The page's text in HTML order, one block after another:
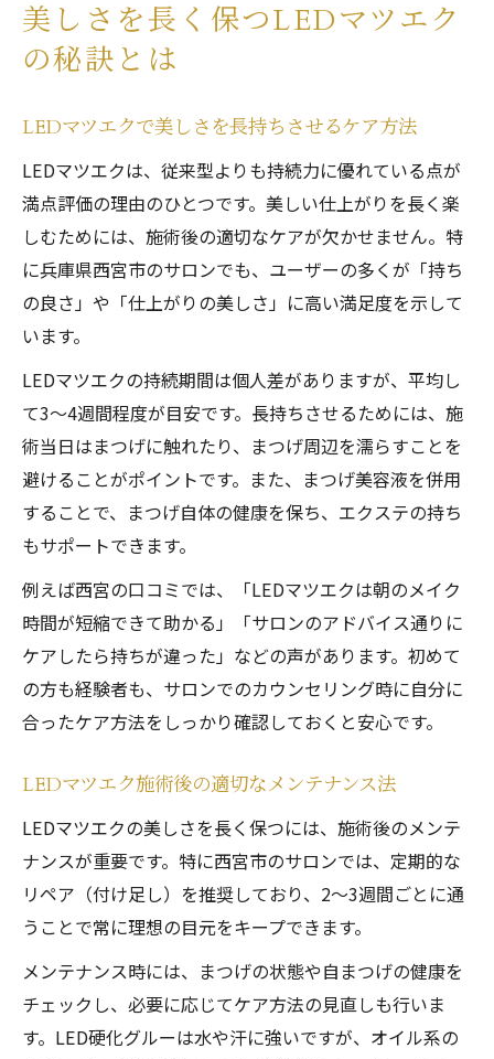
美しさを長く保つLEDマツエク
の秘訣とは
LEDマツエクで美しさを長持ちさせるケア方法
LEDマツエクは、従来型よりも持続力に優れている点が
満点評価の理由のひとつです。美しい仕上がりを長く楽
しむためには、施術後の適切なケアが欠かせません。特
に兵庫県西宮市のサロンでも、ユーザーの多くが「持ち
の良さ」や「仕上がりの美しさ」に高い満足度を示して
います。
LEDマツエクの持続期間は個人差がありますが、平均し
て3～4週間程度が目安です。長持ちさせるためには、施
術当日はまつげに触れたり、まつげ周辺を濡らすことを
避けることがポイントです。また、まつげ美容液を併用
することで、まつげ自体の健康を保ち、エクステの持ち
もサポートできます。
例えば西宮の口コミでは、「LEDマツエクは朝のメイク
時間が短縮できて助かる」「サロンのアドバイス通りに
ケアしたら持ちが違った」などの声があります。初めて
の方も経験者も、サロンでのカウンセリング時に自分に
合ったケア方法をしっかり確認しておくと安心です。
LEDマツエク施術後の適切なメンテナンス法
LEDマツエクの美しさを長く保つには、施術後のメンテ
ナンスが重要です。特に西宮市のサロンでは、定期的な
リペア（付け足し）を推奨しており、2～3週間ごとに通
うことで常に理想の目元をキープできます。
メンテナンス時には、まつげの状態や自まつげの健康を
チェックし、必要に応じてケア方法の見直しも行いま
す。LED硬化グルーは水や汗に強いですが、オイル系の